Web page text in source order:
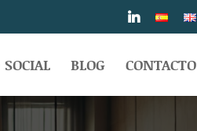
BLOG CONTACTO